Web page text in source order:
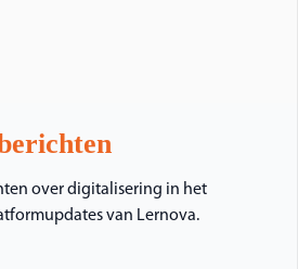
over digitalisering in het
van Lernova.